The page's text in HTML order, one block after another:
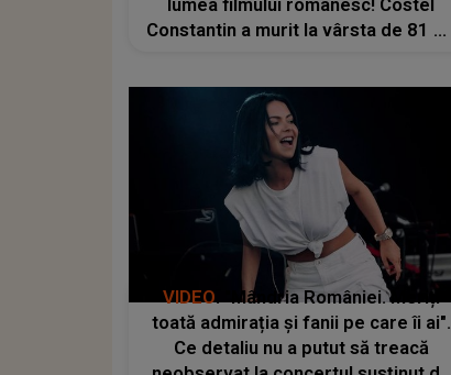
lumea filmului românesc! Costel
Constantin a murit la vârsta de 81 de
VIDEO. "Mândria României. Meriți
toată admirația și fanii pe care îi ai".
Ce detaliu nu a putut să treacă